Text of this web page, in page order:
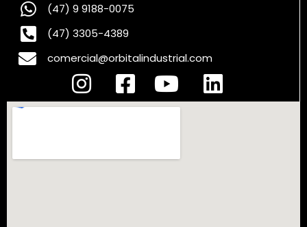
(47) 9 9188-0075
(47) 3305-4389
comercial@orbitalindustrial.com